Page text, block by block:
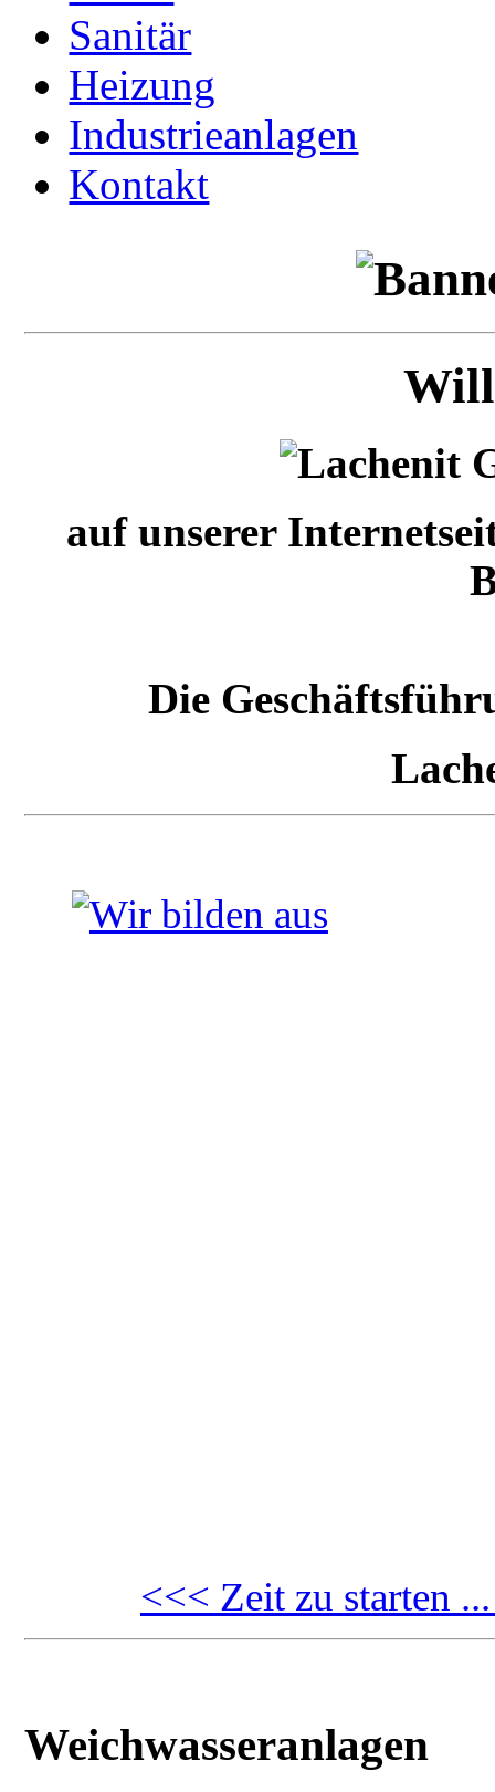
Sanitär
Heizung
Industrieanlagen
Kontakt
auf unserer
Die
<<< Zeit zu starten
Weichwasseranlagen